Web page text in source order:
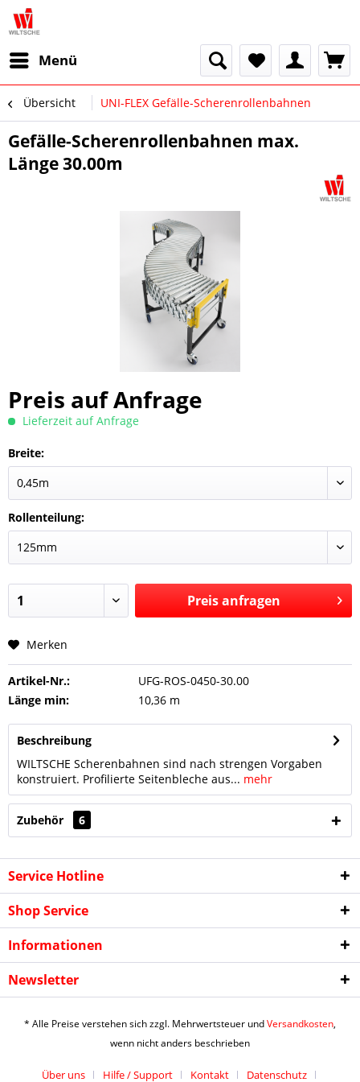
Menü
Übersicht UNI-FLEX Gefälle-Scherenrollenbahnen
Gefälle-Scherenrollenbahnen max.
Länge 30.00m
Preis auf Anfrage
Lieferzeit auf Anfrage
Breite:
Rollenteilung:
Preis anfragen
Preis anfragen
Ich habe die
Merken
Artikel-Nr.:
UFG-ROS-0450-30.00
Länge min:
10,36 m
Beschreibung
WILTSCHE Scherenbahnen sind nach strengen Vorgaben
konstruiert. Profilierte Seitenbleche aus... mehr
Zubehör 6
Service Hotline
Shop Service
Informationen
Newsletter
* Alle Preise verstehen sich zzgl. Mehrwertsteuer undVersandkosten,
wenn nicht anders beschrieben
Über uns Hilfe / Support Kontakt Datenschutz